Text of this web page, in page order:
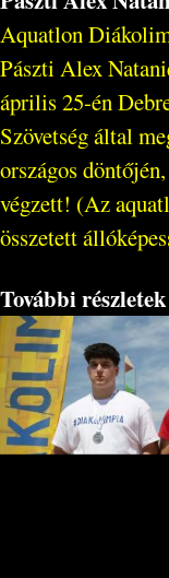
Aquatlon
Pászti Alex
április 25-én
Szövetség által
országos
végzett! (Az
összetett
További részletek